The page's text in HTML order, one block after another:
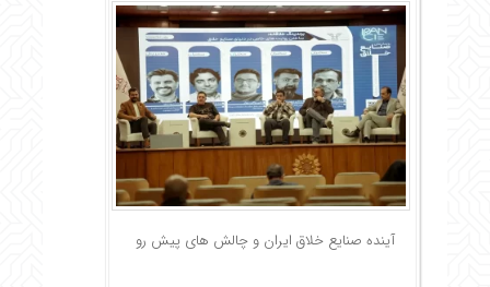
آینده صنایع خلاق ایران و چالش های پیش رو